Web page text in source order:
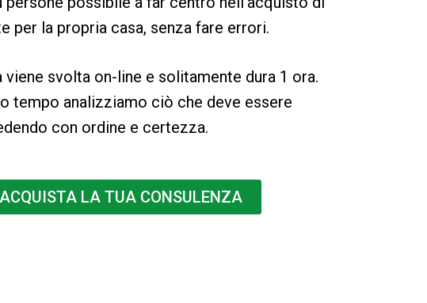
per la propria casa, senza fare errori.
viene svolta on-line e solitamente dura 1 ora.
tempo analizziamo ciò che deve essere
con ordine e certezza.
ACQUISTA LA TUA CONSULENZA